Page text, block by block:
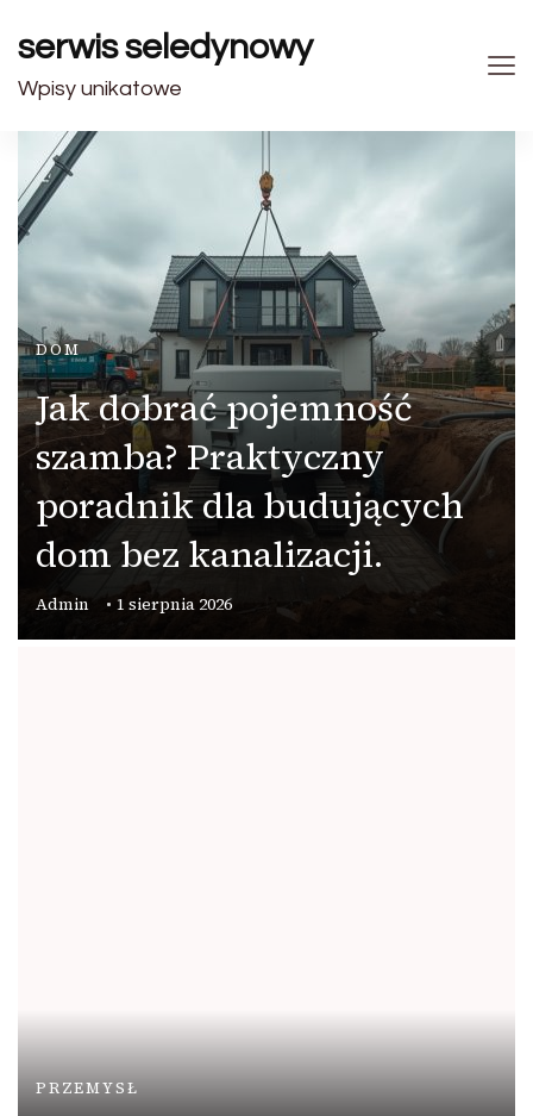
serwis seledynowy
Wpisy unikatowe
DOM
Jak dobrać pojemność
szamba? Praktyczny
poradnik dla budujących
dom bez kanalizacji.
Admin 1 sierpnia 2026
PRZEMYSŁ